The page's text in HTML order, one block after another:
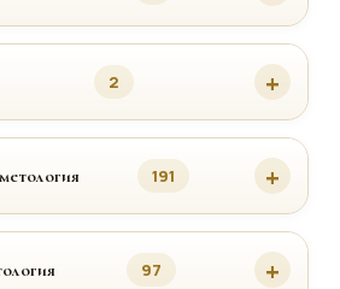
2
191
97